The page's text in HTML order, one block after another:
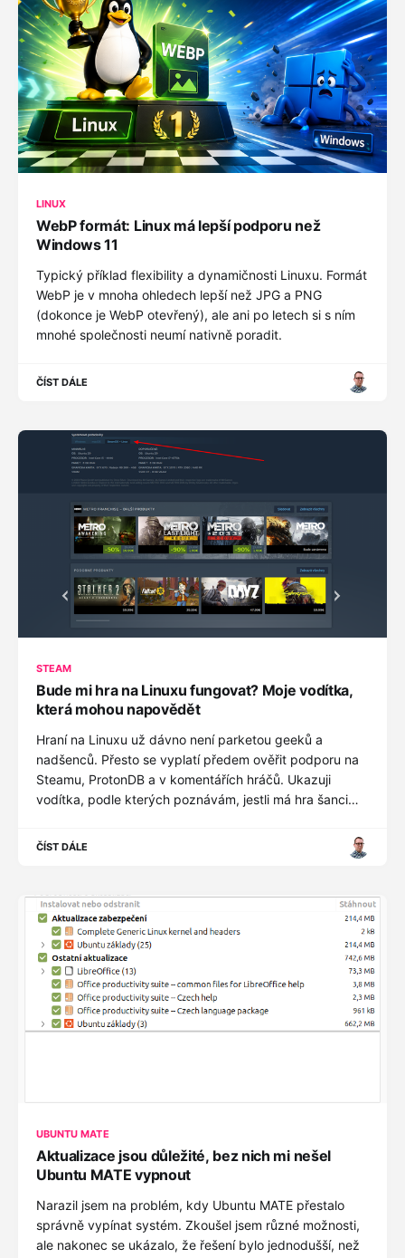
LINUX
WebP formát: Linux má lepší podporu než
Windows 11
Typický příklad flexibility a dynamičnosti Linuxu. Formát
WebP je v mnoha ohledech lepší než JPG a PNG
(dokonce je WebP otevřený), ale ani po letech si s ním
mnohé společnosti neumí nativně poradit.
ČÍST DÁLE
STEAM
Bude mi hra na Linuxu fungovat? Moje vodítka,
která mohou napovědět
Hraní na Linuxu už dávno není parketou geeků a
nadšenců. Přesto se vyplatí předem ověřit podporu na
Steamu, ProtonDB a v komentářích hráčů. Ukazuji
vodítka, podle kterých poznávám, jestli má hra šanci
ČÍST DÁLE
UBUNTU MATE
Aktualizace jsou důležité, bez nich mi nešel
Ubuntu MATE vypnout
Narazil jsem na problém, kdy Ubuntu MATE přestalo
správně vypínat systém. Zkoušel jsem různé možnosti,
ale nakonec se ukázalo, že řešení bylo jednodušší, než